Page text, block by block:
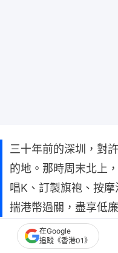
三十年前的深圳，對
的地。那時周末北上
唱K、訂製旗袍、按
揣港幣過關，盡享低
當時的動機很簡單：因
在Google
追蹤《香港01》